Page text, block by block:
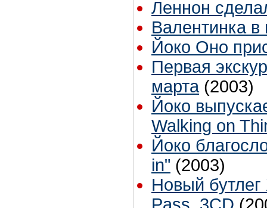
Леннон
Валентинка
Йоко Оно
Первая
марта (2003)
Йоко
Walking on
Йоко
in" (2003)
Новый